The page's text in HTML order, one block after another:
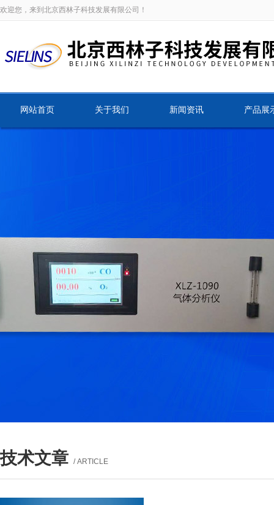
欢迎您，来到北京西林子科技发展有限公司！
网站首页 关于我们 新闻资讯 产品展
技术文章 / ARTICLE